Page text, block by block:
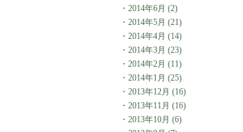
・ 2014年6月 (2)
・ 2014年5月 (21)
・ 2014年4月 (14)
・ 2014年3月 (23)
・ 2014年2月 (11)
・ 2014年1月 (25)
・ 2013年12月 (16)
・ 2013年11月 (16)
・ 2013年10月 (6)